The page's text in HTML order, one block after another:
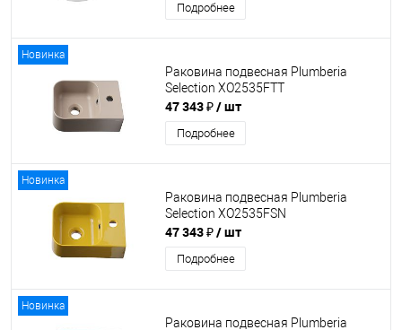
Подробнее
Новинка
Раковина подвесная Plumberia
Selection XO2535FTT
47 343 ₽/ шт
Подробнее
Новинка
Раковина подвесная Plumberia
Selection XO2535FSN
47 343 ₽/ шт
Подробнее
Новинка
Раковина подвесная Plumberia